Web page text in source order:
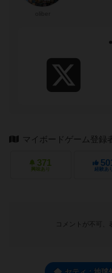
マイボードゲーム登録
371
興味あり
501
経験あり
コメントが不可